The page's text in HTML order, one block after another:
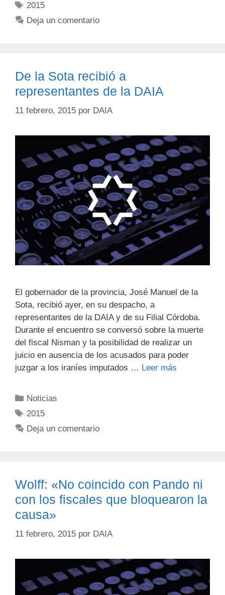
2015
Deja un comentario
De la Sota recibió a
representantes de la DAIA
11 febrero, 2015 por DAIA
El gobernador de la provincia, José Manuel de la
Sota, recibió ayer, en su despacho, a
representantes de la DAIA y de su Filial Córdoba.
Durante el encuentro se conversó sobre la muerte
del fiscal Nisman y la posibilidad de realizar un
juicio en ausencia de los acusados para poder
juzgar a los iraníes imputados … Leer más
Noticias
2015
Deja un comentario
Wolff: «No coincido con Pando ni
con los fiscales que bloquearon la
causa»
11 febrero, 2015 por DAIA